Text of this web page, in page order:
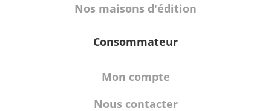
Nos maisons d'édition
Consommateur
Mon compte
Nous contacter